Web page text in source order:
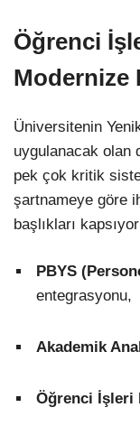
Öğrenci
Modernize
Üniversitenin
uygulanacak olan
pek çok kritik
şartnameye göre
başlıkları
PBYS
entegrasyonu,
Akademik
Öğrenci İşleri